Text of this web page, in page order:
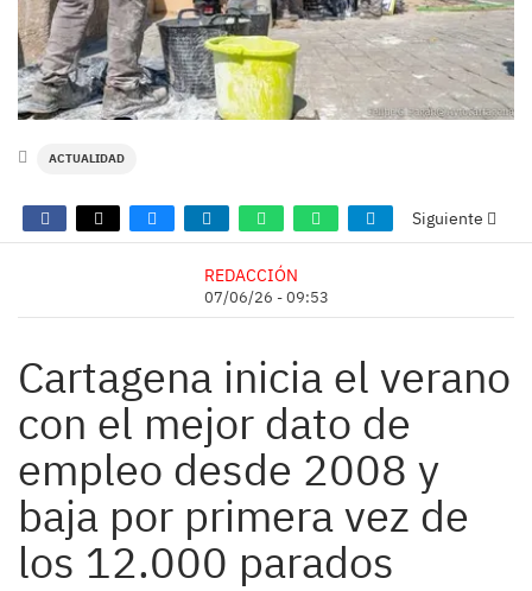
ACTUALIDAD
Siguiente
REDACCIÓN
07/06/26 - 09:53
Cartagena inicia el verano
con el mejor dato de
empleo desde 2008 y
baja por primera vez de
los 12.000 parados